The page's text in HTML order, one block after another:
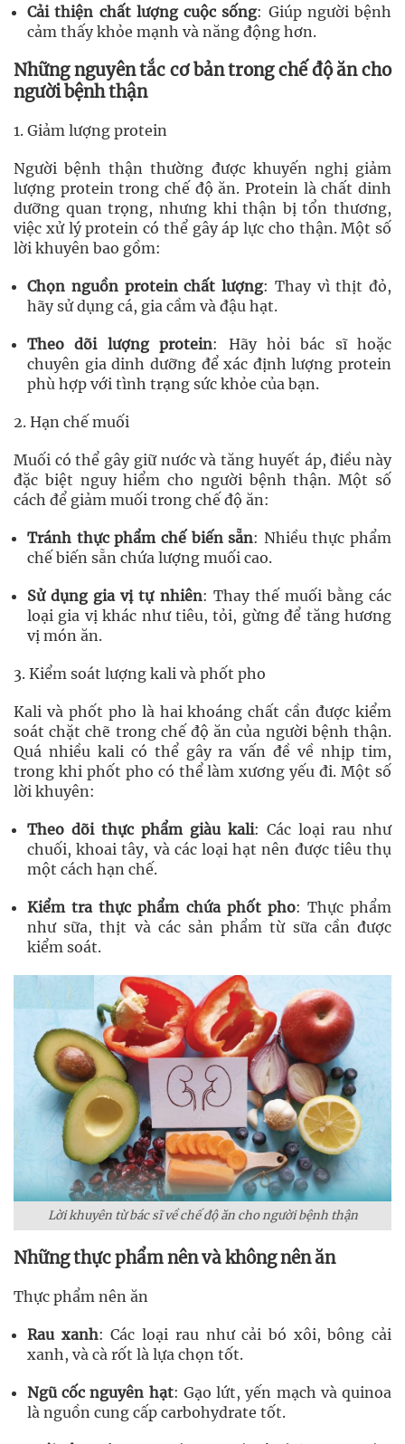
Cải thiện chất lượng cuộc sống: Giúp người bệnh
cảm thấy khỏe mạnh và năng động hơn.
Những nguyên tắc cơ bản trong chế độ ăn cho
người bệnh thận
1. Giảm lượng protein
Người bệnh thận thường được khuyến nghị giảm
lượng protein trong chế độ ăn. Protein là chất dinh
dưỡng quan trọng, nhưng khi thận bị tổn thương,
việc xử lý protein có thể gây áp lực cho thận. Một số
lời khuyên bao gồm:
Chọn nguồn protein chất lượng: Thay vì thịt đỏ,
hãy sử dụng cá, gia cầm và đậu hạt.
Theo dõi lượng protein: Hãy hỏi bác sĩ hoặc
chuyên gia dinh dưỡng để xác định lượng protein
phù hợp với tình trạng sức khỏe của bạn.
2. Hạn chế muối
Muối có thể gây giữ nước và tăng huyết áp, điều này
đặc biệt nguy hiểm cho người bệnh thận. Một số
cách để giảm muối trong chế độ ăn:
Tránh thực phẩm chế biến sẵn: Nhiều thực phẩm
chế biến sẵn chứa lượng muối cao.
Sử dụng gia vị tự nhiên: Thay thế muối bằng các
loại gia vị khác như tiêu, tỏi, gừng để tăng hương
vị món ăn.
3. Kiểm soát lượng kali và phốt pho
Kali và phốt pho là hai khoáng chất cần được kiểm
soát chặt chẽ trong chế độ ăn của người bệnh thận.
Quá nhiều kali có thể gây ra vấn đề về nhịp tim,
trong khi phốt pho có thể làm xương yếu đi. Một số
lời khuyên:
Theo dõi thực phẩm giàu kali: Các loại rau như
chuối, khoai tây, và các loại hạt nên được tiêu thụ
một cách hạn chế.
Kiểm tra thực phẩm chứa phốt pho: Thực phẩm
như sữa, thịt và các sản phẩm từ sữa cần được
kiểm soát.
Lời khuyên từ bác sĩ về chế độ ăn cho người bệnh thận
Những thực phẩm nên và không nên ăn
Thực phẩm nên ăn
Rau xanh: Các loại rau như cải bó xôi, bông cải
xanh, và cà rốt là lựa chọn tốt.
Ngũ cốc nguyên hạt: Gạo lứt, yến mạch và quinoa
là nguồn cung cấp carbohydrate tốt.